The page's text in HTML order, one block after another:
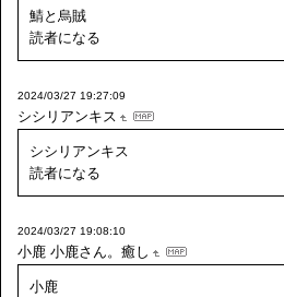
鯖と烏賊
読者になる
2024/03/27 19:27:09
シシリアンキス
シシリアンキス
読者になる
2024/03/27 19:08:10
小鹿 小鹿さん。癒し
小鹿